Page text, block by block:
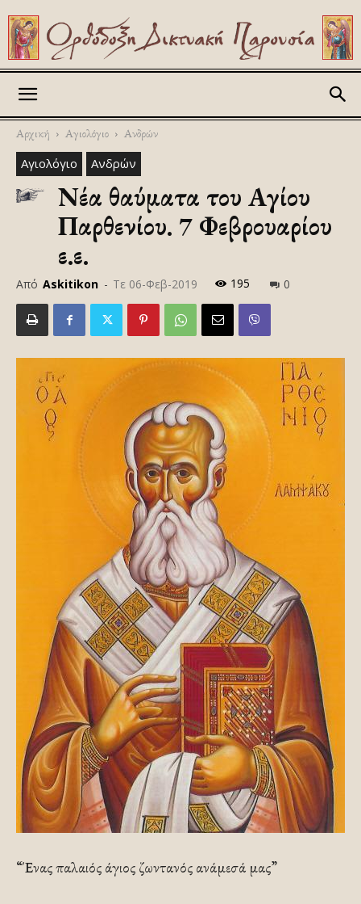
Αρχική Αγιολόγιο Ανδρών
Αγιολόγιο Ανδρών
Νέα θαύματα του Αγίου
Παρθενίου. 7 Φεβρουαρίου
ε.ε.
Από Askitikon - Τε 06-Φεβ-2019 195 0
“Ένας παλαιός άγιος ζωντανός ανάμεσά μας”